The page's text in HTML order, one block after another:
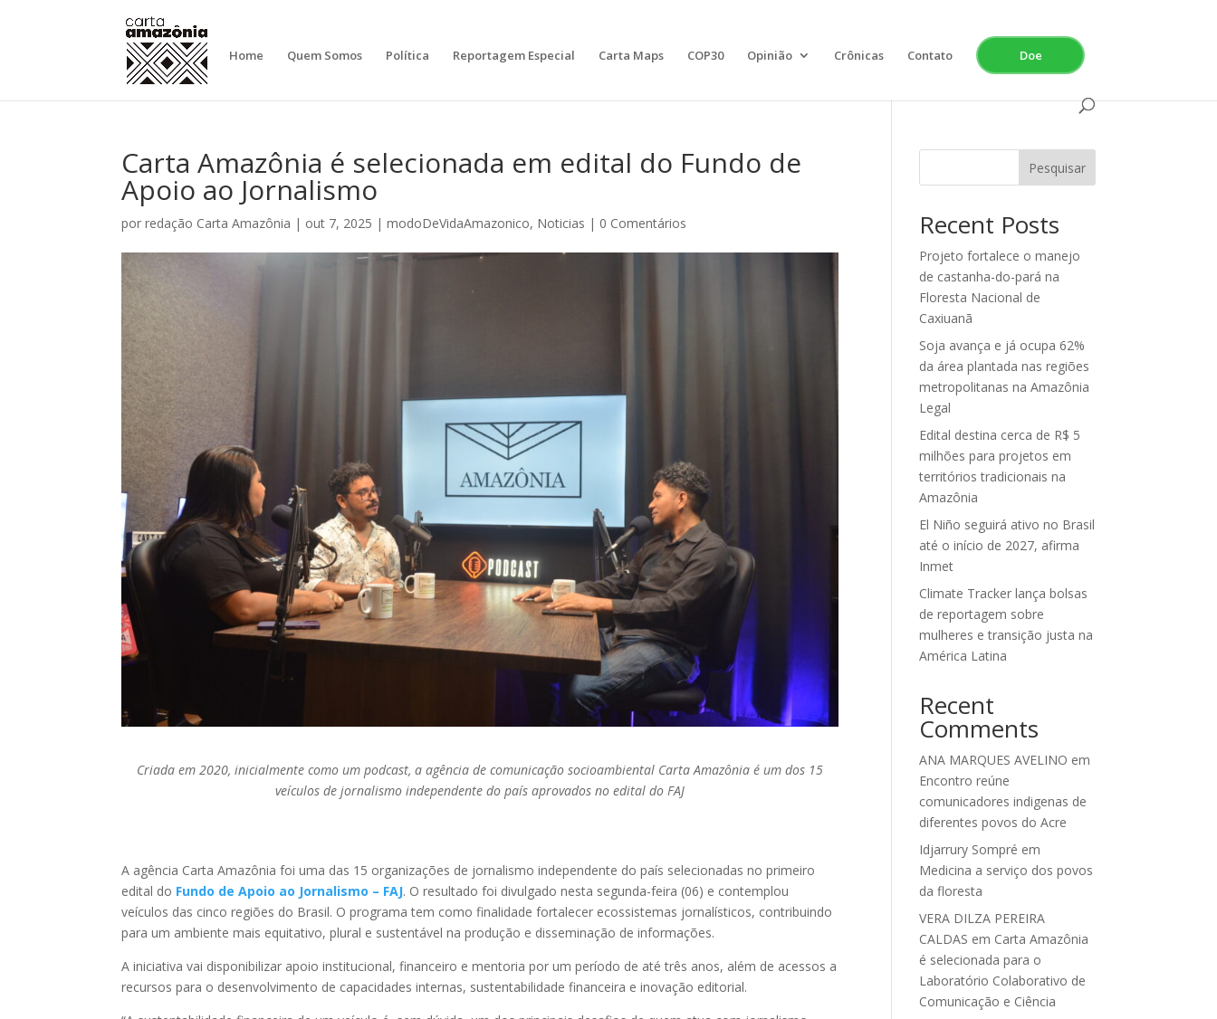
Home Quem Somos Política Reportagem Especial Carta Maps COP30 Opinião Crônicas Contato Doe
Carta Amazônia é selecionada em edital do Fundo de
Apoio ao Jornalismo
porredação Carta Amazônia | out 7, 2025 |modoDeVidaAmazonico, Noticias | 0 Comentários
Criada em 2020, inicialmente como um podcast, a agência de comunicação socioambiental Carta Amazônia é um dos 15
veículos de jornalismo independente do país aprovados no edital do FAJ
A agência Carta Amazônia foi uma das 15 organizações de jornalismo independente do país selecionadas no primeiro
edital do Fundo de Apoio ao Jornalismo – FAJ. O resultado foi divulgado nesta segunda-feira (06) e contemplou
veículos das cinco regiões do Brasil. O programa tem como finalidade fortalecer ecossistemas jornalísticos, contribuindo
para um ambiente mais equitativo, plural e sustentável na produção e disseminação de informações.
A iniciativa vai disponibilizar apoio institucional, financeiro e mentoria por um período de até três anos, além de acessos a
recursos para o desenvolvimento de capacidades internas, sustentabilidade financeira e inovação editorial.
Pesquisar
Recent Posts
Projeto fortalece o manejo
de castanha-do-pará na
Floresta Nacional de
Caxiuanã
Soja avança e já ocupa 62%
da área plantada nas regiões
metropolitanas na Amazônia
Legal
Edital destina cerca de R$ 5
milhões para projetos em
territórios tradicionais na
Amazônia
El Niño seguirá ativo no Brasil
até o início de 2027, afirma
Inmet
Climate Tracker lança bolsas
de reportagem sobre
mulheres e transição justa na
América Latina
Recent
Comments
ANA MARQUES AVELINO em
Encontro reúne
comunicadores indigenas de
diferentes povos do Acre
Idjarrury Sompré em
Medicina a serviço dos povos
da floresta
VERA DILZA PEREIRA
CALDAS em Carta Amazônia
é selecionada para o
Laboratório Colaborativo de
Comunicação e Ciência